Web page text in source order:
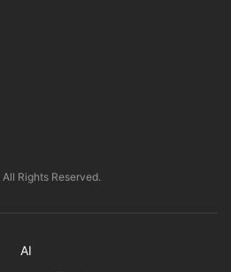
Rights Reserved.
AI